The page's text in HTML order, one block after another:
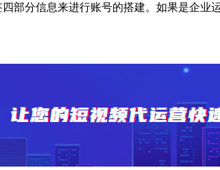
分信息来进行账号的搭建。如果是企业